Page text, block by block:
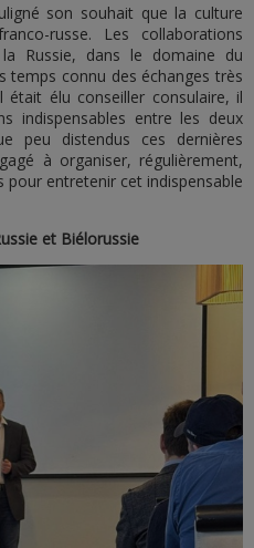
son souhait que la culture
russe. Les collaborations
Russie, dans le domaine du
connu des échanges très
était élu conseiller consulaire, il
indispensables entre les deux
peu distendus ces dernières
à organiser, régulièrement,
entretenir cet indispensable
et Biélorussie